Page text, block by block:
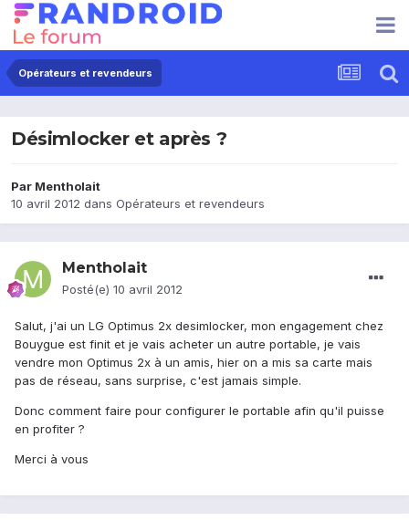
Opérateurs et revendeurs
Désimlocker et après ?
Par Mentholait
10 avril 2012 dans Opérateurs et revendeurs
Mentholait
Posté(e) 10 avril 2012
Salut, j'ai un LG Optimus 2x desimlocker, mon engagement chez
Bouygue est finit et je vais acheter un autre portable, je vais
vendre mon Optimus 2x à un amis, hier on a mis sa carte mais
pas de réseau, sans surprise, c'est jamais simple.
Donc comment faire pour configurer le portable afin qu'il puisse
en profiter ?
Merci à vous